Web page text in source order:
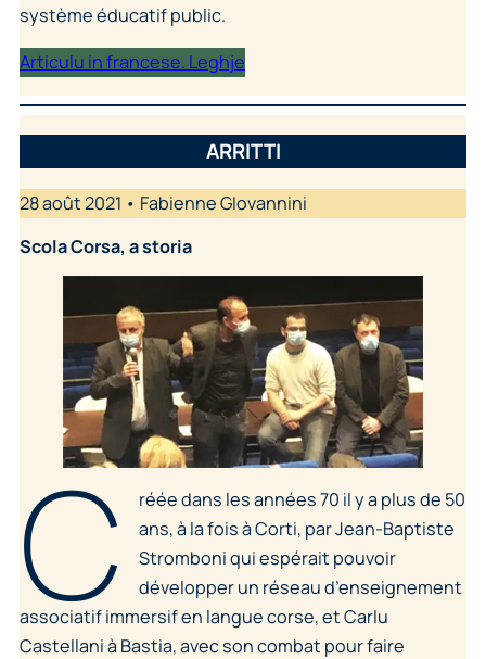
système éducatif public.
Articulu in francese. Leghje
ARRITTI
28 août 2021 • Fabienne GIovannini
Scola Corsa, a storia
C
réée dans les années 70 il y a plus de 50
ans, à la fois à Corti, par Jean-Baptiste
Stromboni qui espérait pouvoir
développer un réseau d’enseignement
associatif immersif en langue corse, et Carlu
Castellani à Bastia, avec son combat pour faire